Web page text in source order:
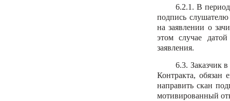
6.2.1. В
подпись
на заявлении о
этом случае
заявления.
6.3. Заказчик
Контракта, обязан
направить скан
мотивированный